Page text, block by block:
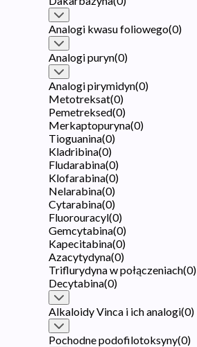
Analogi kwasu foliowego(0)
Analogi puryn(0)
Analogi pirymidyn(0)
Metotreksat(0)
Pemetreksed(0)
Merkaptopuryna(0)
Tioguanina(0)
Kladribina(0)
Fludarabina(0)
Klofarabina(0)
Nelarabina(0)
Cytarabina(0)
Fluorouracyl(0)
Gemcytabina(0)
Kapecitabina(0)
Azacytydyna(0)
Triflurydyna w połączeniach(0)
Decytabina(0)
Alkaloidy Vinca i ich analogi(0)
Pochodne podofilotoksyny(0)